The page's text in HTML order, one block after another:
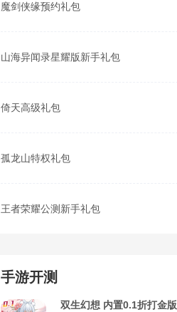
魔剑侠缘预约礼包
山海异闻录星耀版新手礼包
倚天高级礼包
孤龙山特权礼包
王者荣耀公测新手礼包
手游开测
双生幻想 内置0.1折打金版